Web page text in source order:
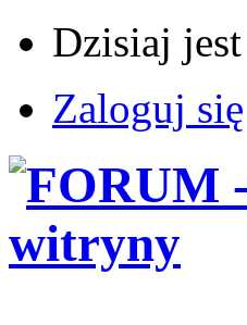
Dzisiaj
Zaloguj się